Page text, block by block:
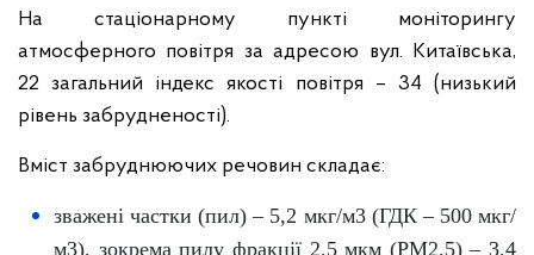
На стаціонарному пункті моніторингу
атмосферного повітря за адресою вул. Китаївська,
22 загальний індекс якості повітря – 34 (низький
рівень забрудненості).
Вміст забруднюючих речовин складає:
зважені частки (пил) – 5,2 мкг/м3 (ГДК – 500 мкг/
м3), зокрема пилу фракції 2,5 мкм (PM2,5) – 3,4